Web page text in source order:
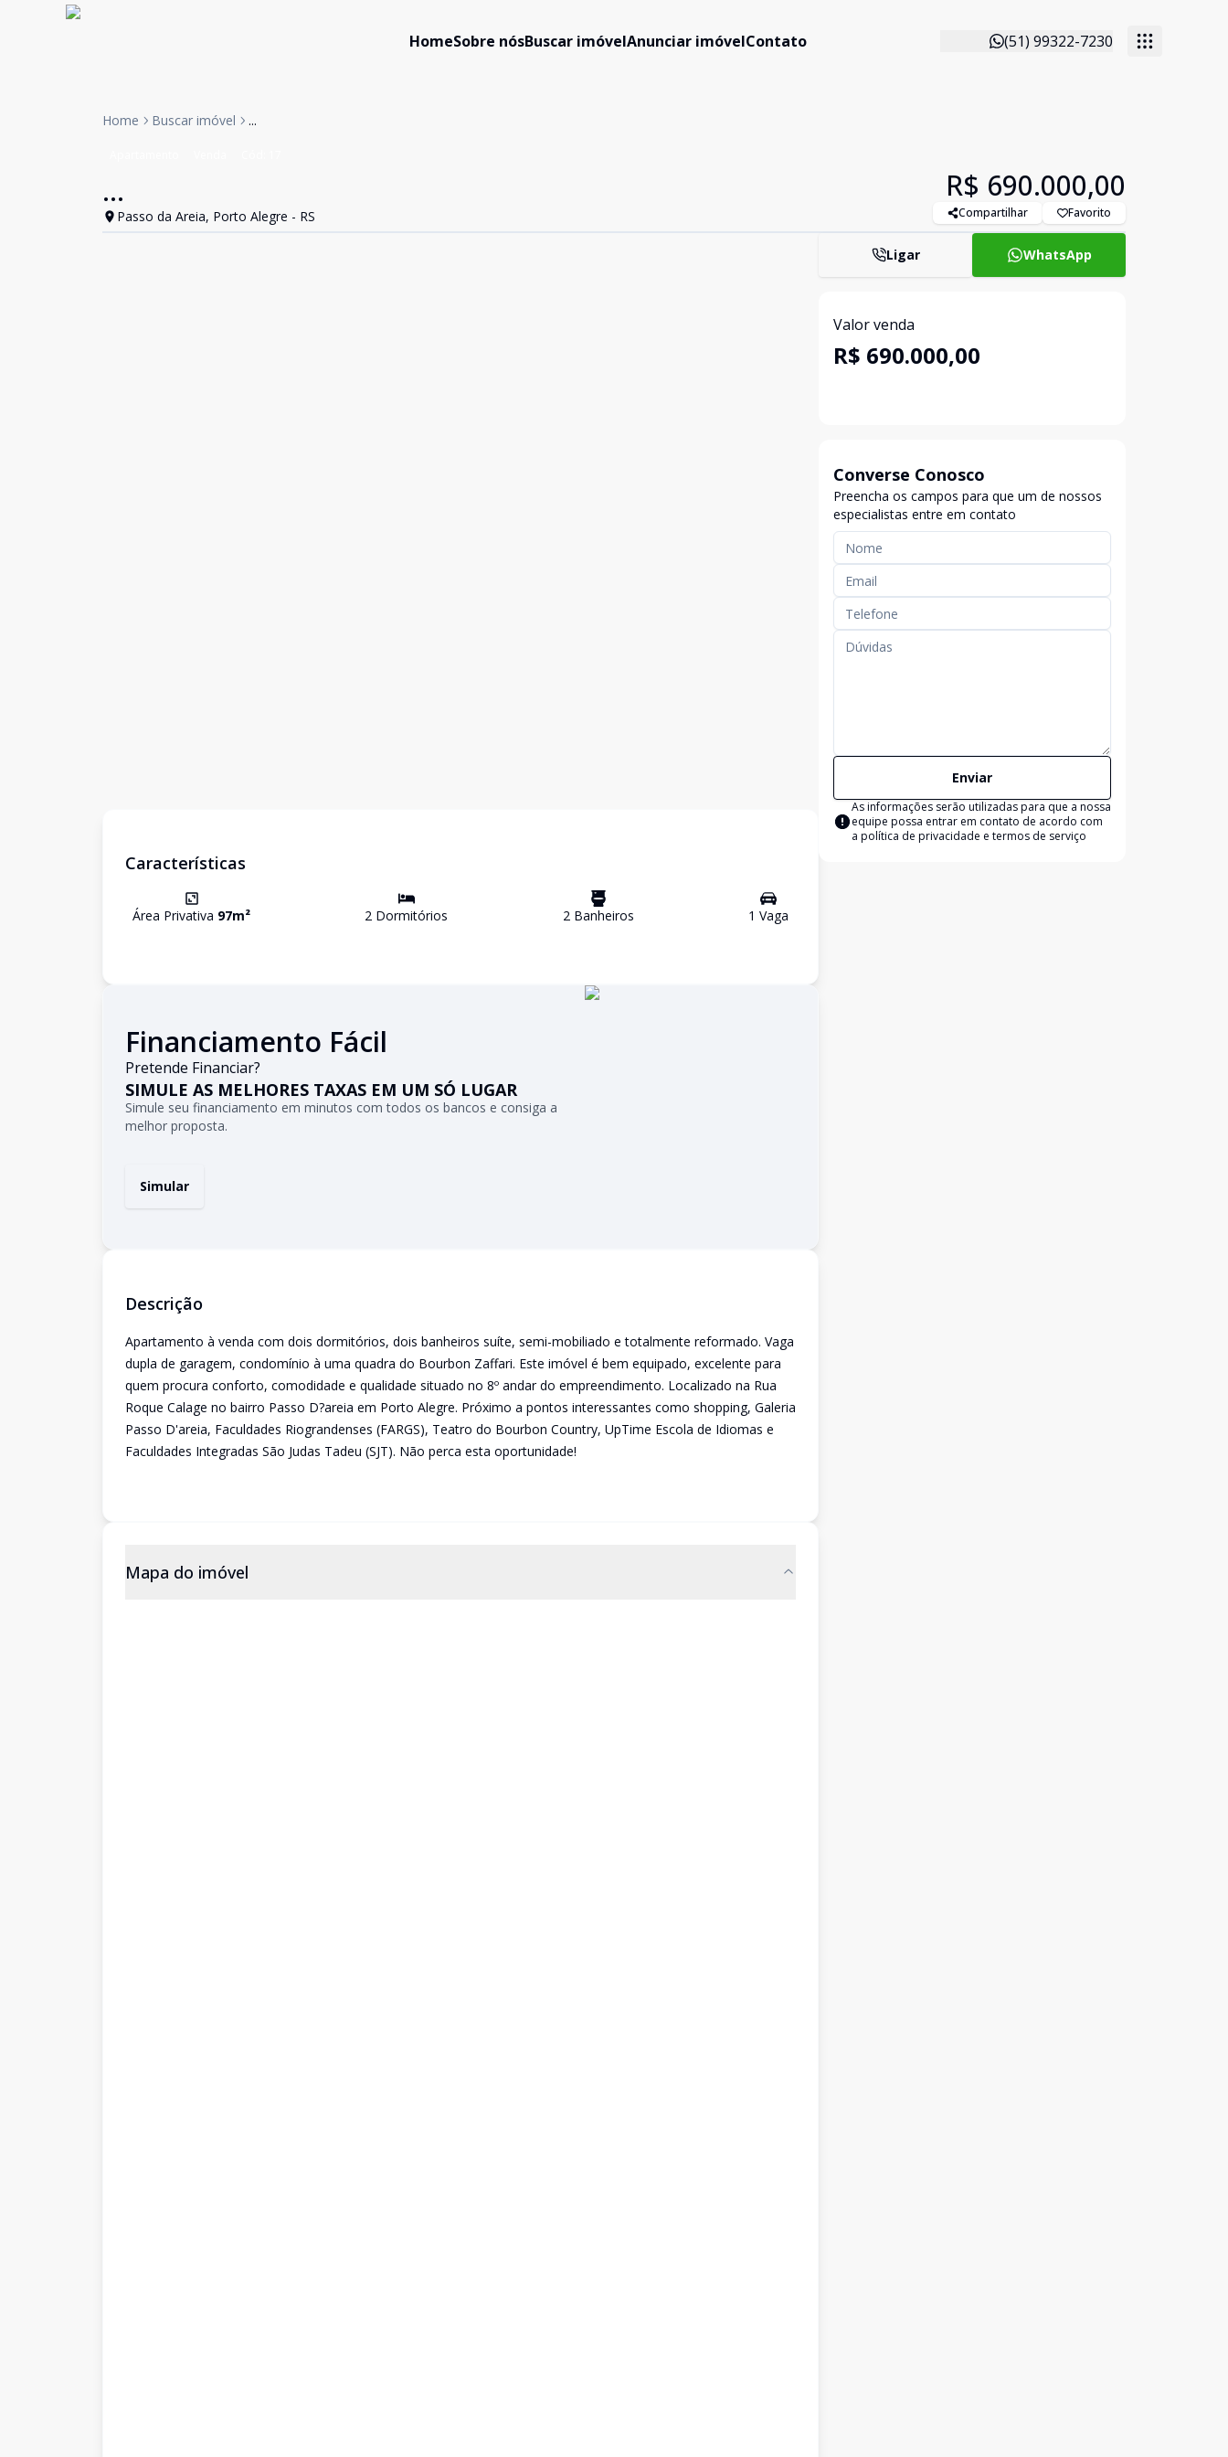
HomeSobre nósBuscar imóvelAnunciar imóvelContato (51) 99322-7230
Home Buscar imóvel ...
...
Passo da Areia, Porto Alegre - RS
R$ 690.000,00
Compartilhar Favorito
Características
Área Privativa 97m² 2 Dormitórios 2Banheiros 1 Vaga
Financiamento Fácil
Pretende Financiar?
SIMULE AS MELHORES TAXAS EM UM SÓ LUGAR
Simule seu financiamento em minutos com todos os bancos e consiga a
melhor proposta.
Simular
Descrição
Apartamento à venda com dois dormitórios, dois banheiros suíte, semi-mobiliado e totalmente reformado. Vaga
dupla de garagem, condomínio à uma quadra do Bourbon Zaffari. Este imóvel é bem equipado, excelente para
quem procura conforto, comodidade e qualidade situado no 8º andar do empreendimento. Localizado na Rua
Roque Calage no bairro Passo D?areia em Porto Alegre. Próximo a pontos interessantes como shopping, Galeria
Passo D'areia, Faculdades Riograndenses (FARGS), Teatro do Bourbon Country, UpTime Escola de Idiomas e
Faculdades Integradas São Judas Tadeu (SJT). Não perca esta oportunidade!
Mapa do imóvel
Ligar WhatsApp
Valor venda
R$ 690.000,00
Converse Conosco
Preencha os campos para que um de nossos
especialistas entre em contato
Enviar
As informações serão utilizadas para que a nossa
equipe possa entrar em contato de acordo com
a política de privacidade e termos de serviço